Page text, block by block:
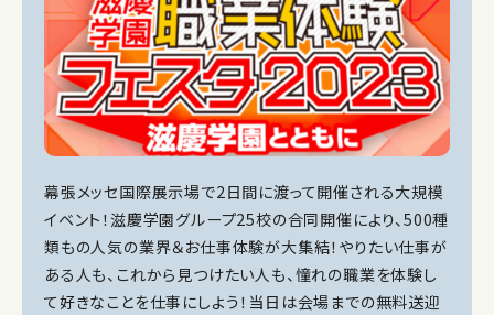
幕張メッセ国際展示場で2日間に渡って開催される大規模
イベント！滋慶学園グループ25校の合同開催により、500種
類もの人気の業界＆お仕事体験が大集結！やりたい仕事が
ある人も、これから見つけたい人も、憧れの職業を体験し
て好きなことを仕事にしよう！当日は会場までの無料送迎